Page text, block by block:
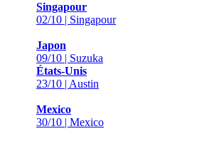
Singapour
02/10 | Singapour
Japon
09/10 | Suzuka
États-Unis
23/10 | Austin
Mexico
30/10 | Mexico